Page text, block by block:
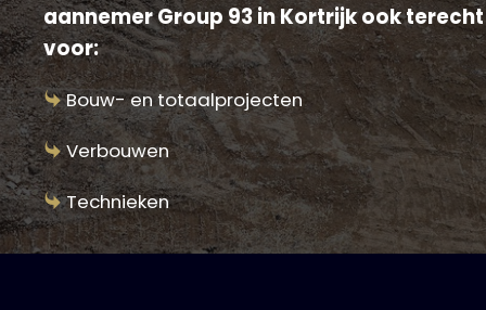
aannemer Group 93 in Kortrijk ook terecht
voor:
Bouw- en totaalprojecten
Verbouwen
Technieken